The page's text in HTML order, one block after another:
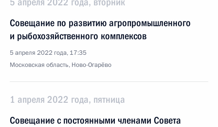
Совещание по развитию агропромышленного
и рыбохозяйственного комплексов
5 апреля 2022 года, 17:35
Московская область, Ново-Огарёво
1 апреля 2022 года, пятница
Совещание с постоянными членами Совета